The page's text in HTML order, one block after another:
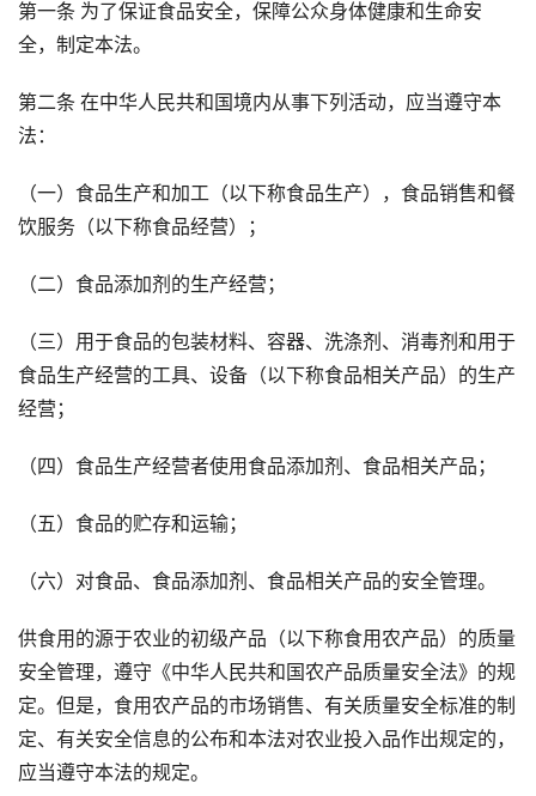
第一条 为了保证食品安全，保障公众身体健康和生命安
全，制定本法。
第二条 在中华人民共和国境内从事下列活动，应当遵守本
法：
（一）食品生产和加工（以下称食品生产），食品销售和餐
饮服务（以下称食品经营）；
（二）食品添加剂的生产经营；
（三）用于食品的包装材料、容器、洗涤剂、消毒剂和用于
食品生产经营的工具、设备（以下称食品相关产品）的生产
经营；
（四）食品生产经营者使用食品添加剂、食品相关产品；
（五）食品的贮存和运输；
（六）对食品、食品添加剂、食品相关产品的安全管理。
供食用的源于农业的初级产品（以下称食用农产品）的质量
安全管理，遵守《中华人民共和国农产品质量安全法》的规
定。但是，食用农产品的市场销售、有关质量安全标准的制
定、有关安全信息的公布和本法对农业投入品作出规定的，
应当遵守本法的规定。